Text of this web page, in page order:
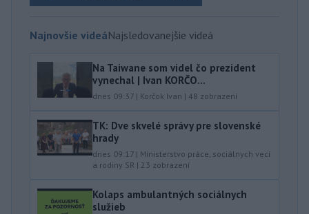
Najnovšie videáNajsledovanejšie videá
Na Taiwane som videl čo prezident
vynechal | Ivan KORČO...
dnes 09:37 | Korčok Ivan | 48 zobrazení
TK: Dve skvelé správy pre slovenské
hrady
dnes 09:17 | Ministerstvo práce, sociálnych vecí
a rodiny SR | 23 zobrazení
Kolaps ambulantných sociálnych
služieb